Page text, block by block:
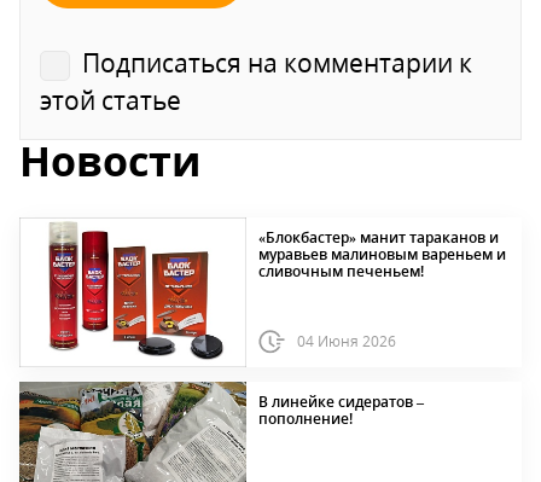
Подписаться на комментарии к
этой статье
Новости
«Блокбастер» манит тараканов и
муравьев малиновым вареньем и
сливочным печеньем!
04 Июня 2026
В линейке сидератов –
пополнение!